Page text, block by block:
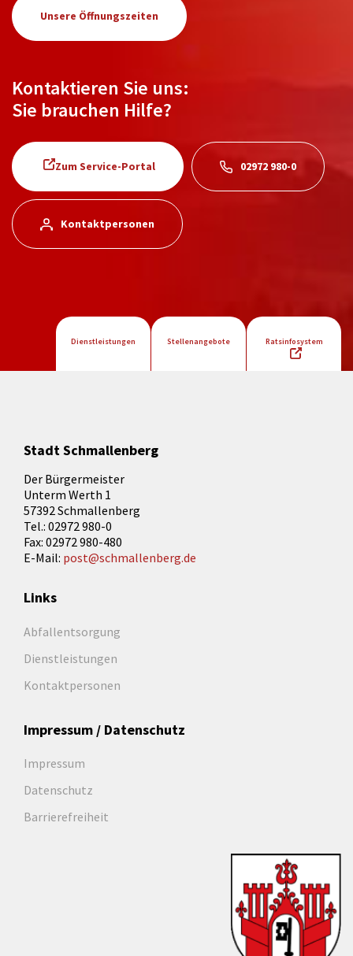
Unsere Öffnungszeiten
Kontaktieren Sie uns:
Sie brauchen Hilfe?
Zum Service-Portal 02972 980-0
Kontaktpersonen
Dienstleistungen Stellenangebote Ratsinfosystem
Stadt Schmallenberg
Der Bürgermeister
Unterm Werth 1
57392 Schmallenberg
Tel.: 02972 980-0
Fax: 02972 980-480
E-Mail: post@schmallenberg.de
Links
Abfallentsorgung
Dienstleistungen
Kontaktpersonen
Impressum / Datenschutz
Impressum
Datenschutz
Barrierefreiheit